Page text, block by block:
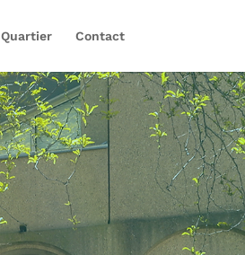
Quartier Contact